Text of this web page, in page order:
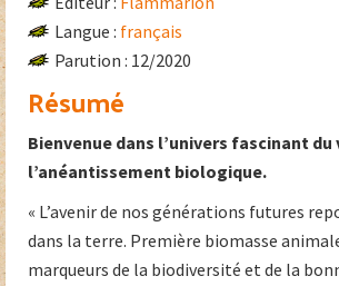
Langue : français
Parution : 12/2020
Résumé
Bienvenue dans l’univers fascinant
l’anéantissement biologique.
« L’avenir de nos générations futures
dans la terre. Première biomasse
marqueurs de la biodiversité et de la